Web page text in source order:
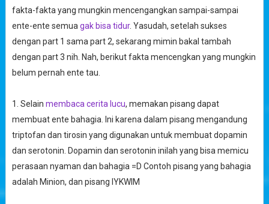
fakta-fakta yang mungkin mencengangkan sampai-sampai
ente-ente semua gak bisa tidur. Yasudah, setelah sukses
dengan part 1 sama part 2, sekarang mimin bakal tambah
dengan part 3 nih. Nah, berikut fakta mencengkan yang mungkin
belum pernah ente tau.
1. Selain membaca cerita lucu, memakan pisang dapat
membuat ente bahagia. Ini karena dalam pisang mengandung
triptofan dan tirosin yang digunakan untuk membuat dopamin
dan serotonin. Dopamin dan serotonin inilah yang bisa memicu
perasaan nyaman dan bahagia =D Contoh pisang yang bahagia
adalah Minion, dan pisang IYKWIM